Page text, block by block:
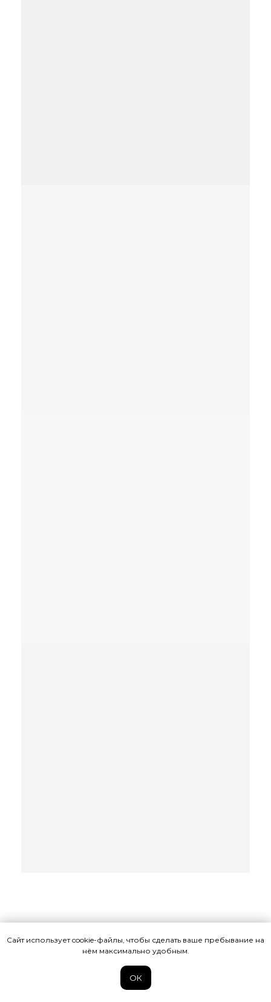
Сайт использует cookie-файлы, чтобы сделать ваше пребывание на
нём максимально удобным.
ОК